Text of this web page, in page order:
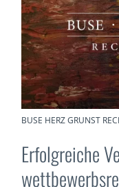
BUSE HERZ GRUNST
Erfolgreiche